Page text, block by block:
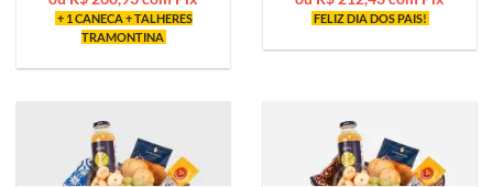
+ 1 CANECA + TALHERES
TRAMONTINA
FELIZ DIA DOS PAIS!